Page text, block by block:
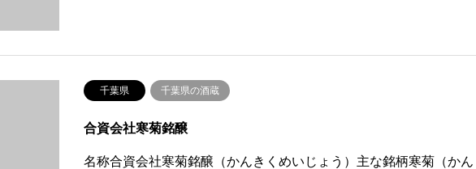
千葉県 千葉県の酒蔵
合資会社寒菊銘醸
名称合資会社寒菊銘醸（かんきくめいじょう）主な銘柄寒菊（かん